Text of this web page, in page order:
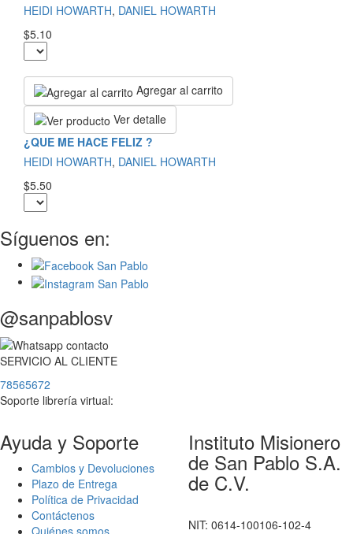
HEIDI HOWARTH, DANIEL HOWARTH
$5.10
Agregar al carrito
Ver detalle
¿QUE ME HACE FELIZ ?
HEIDI HOWARTH, DANIEL HOWARTH
$5.50
Síguenos en:
@sanpablosv
SERVICIO AL CLIENTE
78565672
Soporte librería virtual:
Ayuda y Soporte
Cambios y Devoluciones
Plazo de Entrega
Política de Privacidad
Contáctenos
Quiénes somos
Instituto Misionero
de San Pablo S.A.
de C.V.
NIT: 0614-100106-102-4